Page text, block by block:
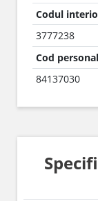
Codul
3777238
Cod
84137030